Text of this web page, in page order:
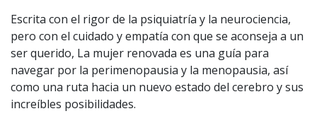
Escrita con el rigor de la psiquiatría y la neurociencia,
pero con el cuidado y empatía con que se aconseja a un
ser querido, La mujer renovada es una guía para
navegar por la perimenopausia y la menopausia, así
como una ruta hacia un nuevo estado del cerebro y sus
increíbles posibilidades.